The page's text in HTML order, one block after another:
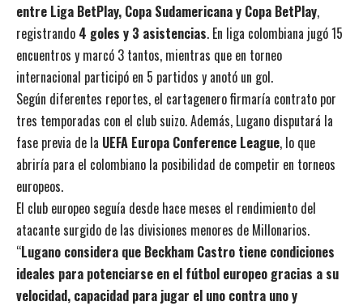
entre Liga BetPlay, Copa Sudamericana y Copa BetPlay,
registrando 4 goles y 3 asistencias. En liga colombiana jugó 15
encuentros y marcó 3 tantos, mientras que en torneo
internacional participó en 5 partidos y anotó un gol.
Según diferentes reportes, el cartagenero firmaría contrato por
tres temporadas con el club suizo. Además, Lugano disputará la
fase previa de la UEFA Europa Conference League, lo que
abriría para el colombiano la posibilidad de competir en torneos
europeos.
El club europeo seguía desde hace meses el rendimiento del
atacante surgido de las divisiones menores de Millonarios.
“Lugano considera que Beckham Castro tiene condiciones
ideales para potenciarse en el fútbol europeo gracias a su
velocidad, capacidad para jugar el uno contra uno y